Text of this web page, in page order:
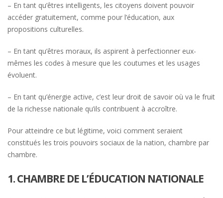
– En tant qu’êtres intelligents, les citoyens doivent pouvoir
accéder gratuitement, comme pour l’éducation, aux
propositions culturelles.
– En tant qu’êtres moraux, ils aspirent à perfectionner eux-
mêmes les codes à mesure que les coutumes et les usages
évoluent.
– En tant qu’énergie active, c’est leur droit de savoir où va le fruit
de la richesse nationale qu’ils contribuent à accroître.
Pour atteindre ce but légitime, voici comment seraient
constitués les trois pouvoirs sociaux de la nation, chambre par
chambre.
1. CHAMBRE DE L’ÉDUCATION NATIONALE